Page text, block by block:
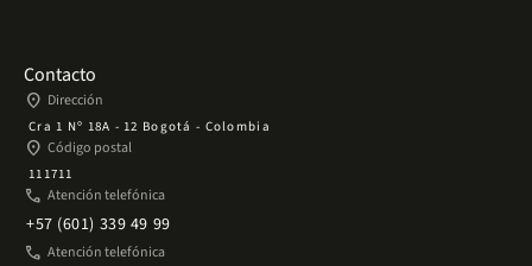
Contacto
place Dirección
Cra 1 Nº 18A - 12 Bogotá - Colombia
place Código postal
111711
phone Atención telefónica
+57 (601) 339 49 99
phone Atención telefónica